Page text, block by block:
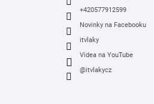
+420577912599
Novinky na Facebooku
itvlaky
Videa na YouTube
@itvlakycz